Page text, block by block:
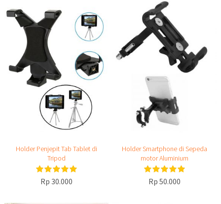
Holder Penjepit Tab Tablet di
Tripod
Rp 30.000
Holder Smartphone di Sepeda
motor Aluminium
Rp 50.000